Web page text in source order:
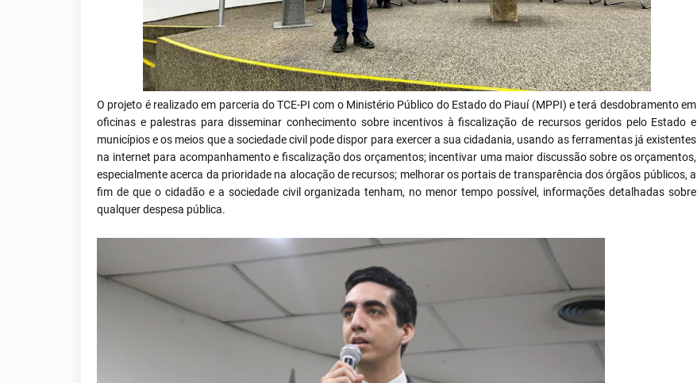
O projeto é realizado em parceria do TCE-PI com o Ministério Público do Estado do Piauí (MPPI) e terá desdobramento em
oficinas e palestras para disseminar conhecimento sobre incentivos à fiscalização de recursos geridos pelo Estado e
municípios e os meios que a sociedade civil pode dispor para exercer a sua cidadania, usando as ferramentas já existentes
na internet para acompanhamento e fiscalização dos orçamentos; incentivar uma maior discussão sobre os orçamentos,
especialmente acerca da prioridade na alocação de recursos; melhorar os portais de transparência dos órgãos públicos, a
fim de que o cidadão e a sociedade civil organizada tenham, no menor tempo possível, informações detalhadas sobre
qualquer despesa pública.